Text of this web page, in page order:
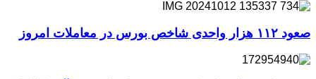
صعود ۱۱۲ هزار واحدی شاخص بورس در معاملات امروز